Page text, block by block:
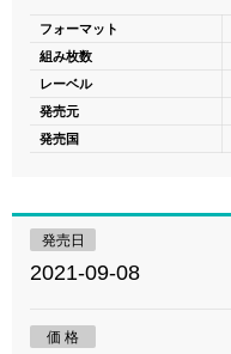
フォーマット
組み枚数
レーベル
発売元
発売国
発売日
2021-09-08
価 格